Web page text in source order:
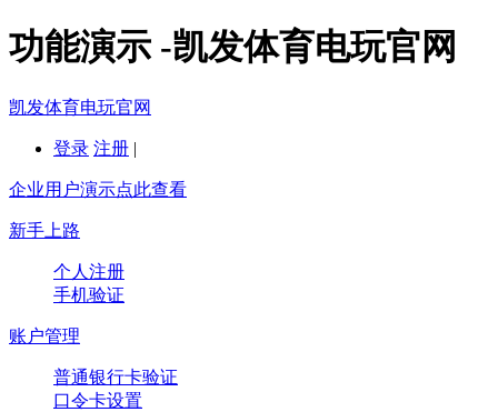
功能演示 -凯发体育电玩官网
凯发体育电玩官网
登录 注册 |
企业用户演示点此查看
新手上路
个人注册
手机验证
账户管理
普通银行卡验证
口令卡设置